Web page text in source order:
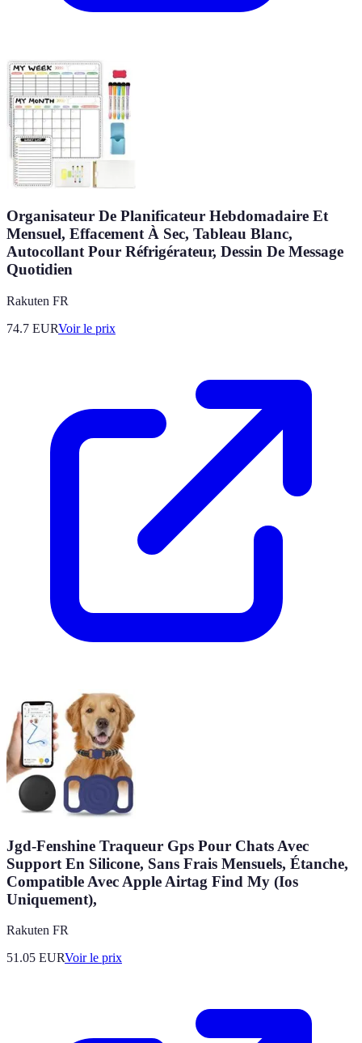
Organisateur De Planificateur Hebdomadaire Et
Mensuel, Effacement À Sec, Tableau Blanc,
Autocollant Pour Réfrigérateur, Dessin De Message
Quotidien
Rakuten FR
74.7 EURVoir le prix
Jgd-Fenshine Traqueur Gps Pour Chats Avec
Support En Silicone, Sans Frais Mensuels, Étanche,
Compatible Avec Apple Airtag Find My (Ios
Uniquement),
Rakuten FR
51.05 EURVoir le prix